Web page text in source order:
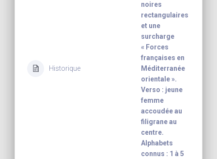
Historique
noires
rectangulaires
et une
surcharge
« Forces
françaises en
Méditerranée
orientale ».
Verso : jeune
femme
accoudée au
filigrane au
centre.
Alphabets
connus : 1 à 5